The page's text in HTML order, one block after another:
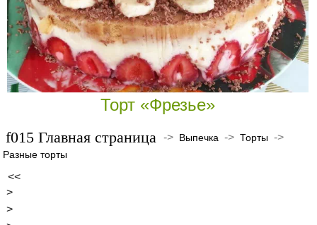
Торт «Фрезье»
Главная страница -> Выпечка ->Торты ->
Разные торты
<<
>
>